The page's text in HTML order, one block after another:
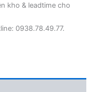
kho & leadtime cho
0938.78.49.77.